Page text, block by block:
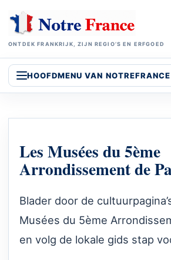
ONTDEK FRANKRIJK, ZIJN REGIO’S EN ERFGOED
HOOFDMENU VAN NOTREFRANCE
Les Musées du 5ème
Arrondissement de
Blader door de
Musées du 5ème
en volg de lokale gids stap